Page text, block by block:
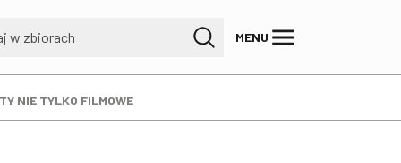
MENU
NIE TYLKO FILMOWE